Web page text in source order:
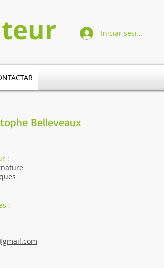
Iniciar sesión
Belleveaux
:
: